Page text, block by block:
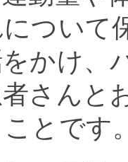
ついて
かけ、
さんと
とです